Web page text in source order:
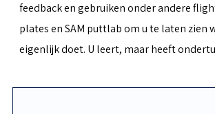
feedback en gebruiken onder andere
plates en SAM puttlab om u te laten zien
eigenlijk doet. U leert, maar heeft